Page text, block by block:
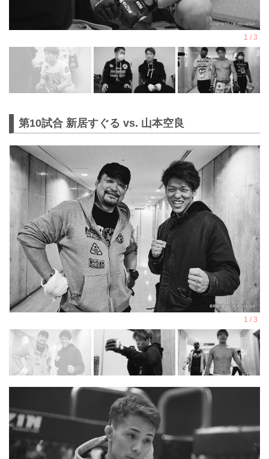
第10試合 新居すぐる vs. 山本空良